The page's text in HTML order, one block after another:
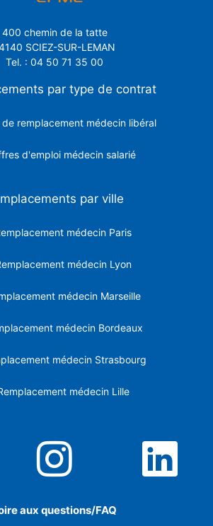
400 chemin de la tatte
SCIEZ-SUR-LEMAN
Tel. : 04 50 71 35 00
par type de contrat
remplacement médecin libéral
d'emploi médecin salarié
par ville
médecin Paris
médecin Lyon
médecin Marseille
médecin Bordeaux
médecin Strasbourg
médecin Lille
aux questions/FAQ